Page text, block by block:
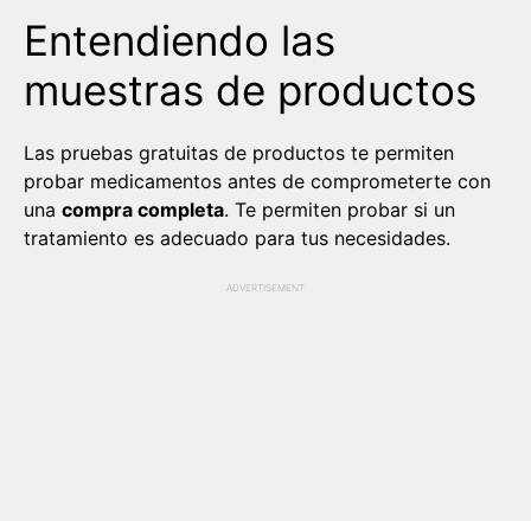
Entendiendo las
muestras de productos
Las pruebas gratuitas de productos te permiten
probar medicamentos antes de comprometerte con
una compra completa. Te permiten probar si un
tratamiento es adecuado para tus necesidades.
ADVERTISEMENT